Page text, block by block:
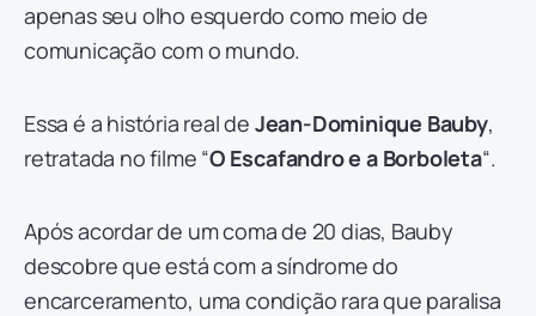
apenas seu olho esquerdo como meio de
comunicação com o mundo.
Essa é a história real de Jean-Dominique Bauby,
retratada no filme “O Escafandro e a Borboleta“.
Após acordar de um coma de 20 dias, Bauby
descobre que está com a síndrome do
encarceramento, uma condição rara que paralisa